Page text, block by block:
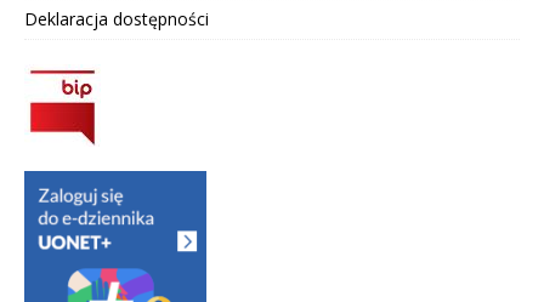
Deklaracja dostępności